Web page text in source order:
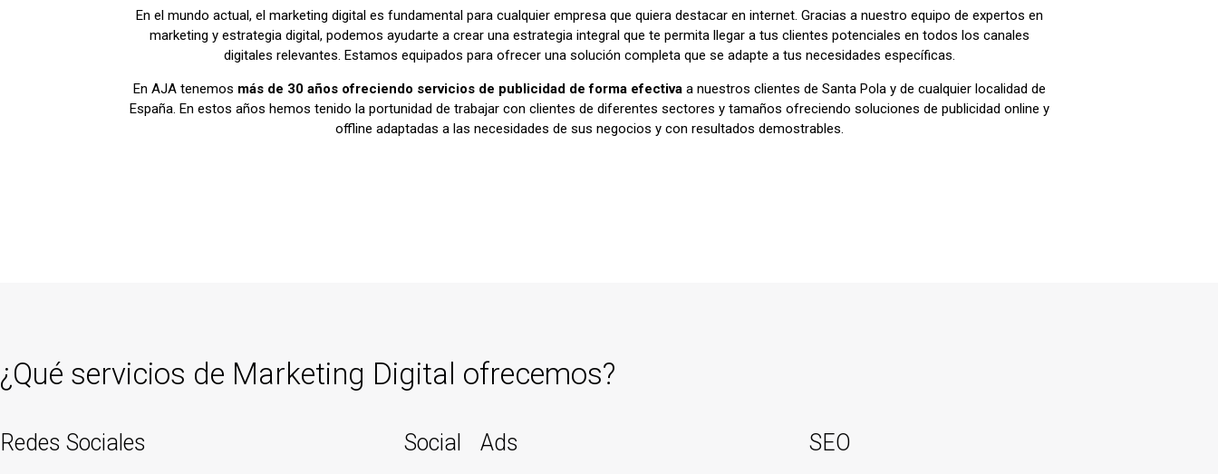
En el mundo actual, el marketing digital es fundamental para cualquier empresa que quiera destacar en internet. Gracias a nuestro equipo de expertos en
marketing y estrategia digital, podemos ayudarte a crear una estrategia integral que te permita llegar a tus clientes potenciales en todos los canales
digitales relevantes. Estamos equipados para ofrecer una solución completa que se adapte a tus necesidades específicas.
En AJA tenemos más de 30 años ofreciendo servicios de publicidad de forma efectivaa nuestros clientes de Santa Pola y de cualquier localidad de
España. En estos años hemos tenido la portunidad de trabajar con clientes de diferentes sectores y tamaños ofreciendo soluciones de publicidad online y
offline adaptadas a las necesidades de sus negocios y con resultados demostrables.
¿Qué servicios de Marketing Digital ofrecemos?
Redes Sociales Social Ads SEO